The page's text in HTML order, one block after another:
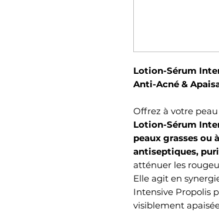
Lotion-Sérum
Anti-Acné &
Offrez à votre
Lotion-Sérum
peaux grasses ou
antiseptiques,
atténuer les
Elle agit en
Intensive Propolis
visiblement